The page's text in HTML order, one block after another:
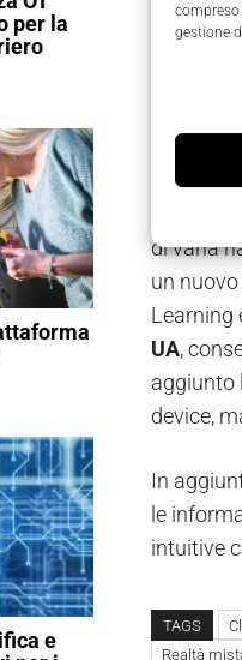
gestione
per la
e
Il
di
di varia
un
Learning
UA,
aggiunto
device,
In
le
intuitive
TAGS
Realtà